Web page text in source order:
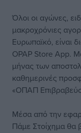
Όλοι οι αγώνες,
μακροχρόνιες
Ευρωπαϊκό, είναι
OPAP Store App.
μήνας των
καθημερινές
«ΟΠΑΠ
Μέσα από την
Πάμε Στοίχημα θα